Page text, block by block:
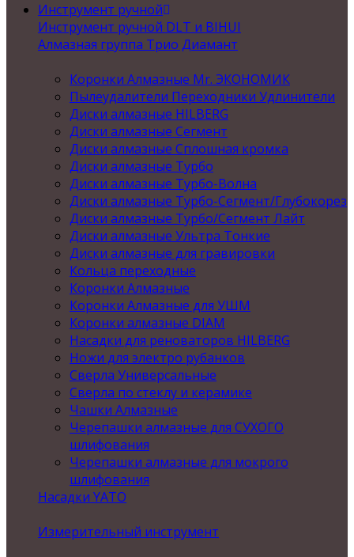
Инструмент ручной
Инструмент ручной DLT и BIHUI
Алмазная группа Трио Диамант
Коронки Алмазные Mr. ЭКОНОМИК
Пылеудалители Переходники Удлинители
Диски алмазные HILBERG
Диски алмазные Сегмент
Диски алмазные Сплошная кромка
Диски алмазные Турбо
Диски алмазные Турбо-Волна
Диски алмазные Турбо-Сегмент/Глубокорез
Диски алмазные Турбо/Сегмент Лайт
Диски алмазные Ультра Тонкие
Диски алмазные для гравировки
Кольца переходные
Коронки Алмазные
Коронки Алмазные для УШМ
Коронки алмазные DIAM
Насадки для реноваторов HILBERG
Ножи для электро рубанков
Сверла Универсальные
Сверла по стеклу и керамике
Чашки Алмазные
Черепашки алмазные для СУХОГО
шлифования
Черепашки алмазные для мокрого
шлифования
Насадки YATO
Измерительный инструмент